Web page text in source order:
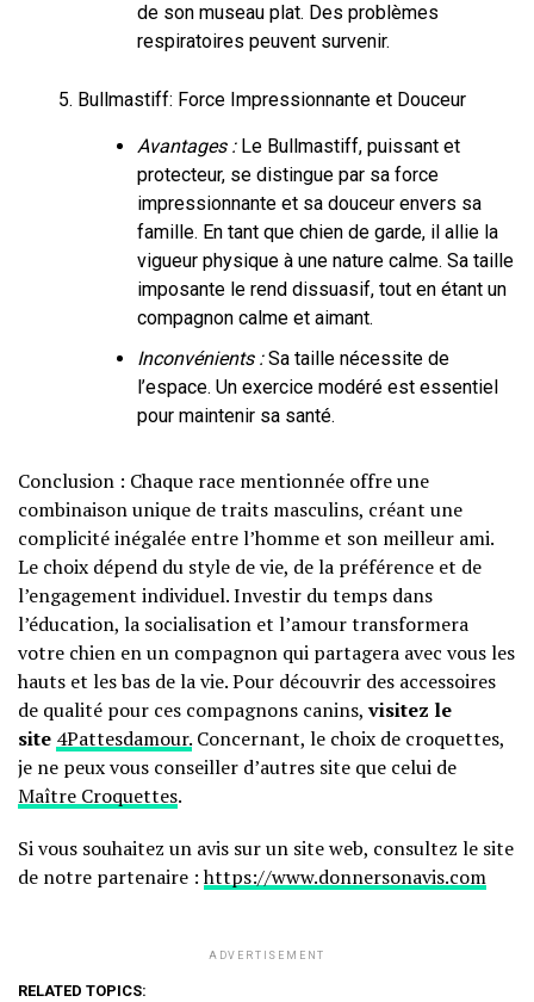
de son museau plat. Des problèmes
respiratoires peuvent survenir.
Bullmastiff: Force Impressionnante et Douceur
Avantages :Le Bullmastiff, puissant et
protecteur, se distingue par sa force
impressionnante et sa douceur envers sa
famille. En tant que chien de garde, il allie la
vigueur physique à une nature calme. Sa taille
imposante le rend dissuasif, tout en étant un
compagnon calme et aimant.
Inconvénients :Sa taille nécessite de
l’espace. Un exercice modéré est essentiel
pour maintenir sa santé.
Conclusion : Chaque race mentionnée offre une
combinaison unique de traits masculins, créant une
complicité inégalée entre l’homme et son meilleur ami.
Le choix dépend du style de vie, de la préférence et de
l’engagement individuel. Investir du temps dans
l’éducation, la socialisation et l’amour transformera
votre chien en un compagnon qui partagera avec vous les
hauts et les bas de la vie. Pour découvrir des accessoires
de qualité pour ces compagnons canins,visitez le
site 4Pattesdamour. Concernant, le choix de croquettes,
je ne peux vous conseiller d’autres site que celui de
Maître Croquettes.
Si vous souhaitez un avis sur un site web, consultez le site
de notre partenaire :https://www.donnersonavis.com
ADVERTISEMENT
RELATED TOPICS: